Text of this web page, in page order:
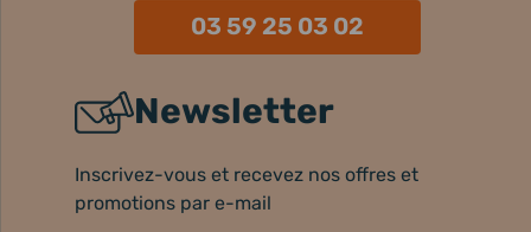
03 59 25 03 02
Newsletter
Inscrivez-vous et recevez nos offres et
promotions par e-mail